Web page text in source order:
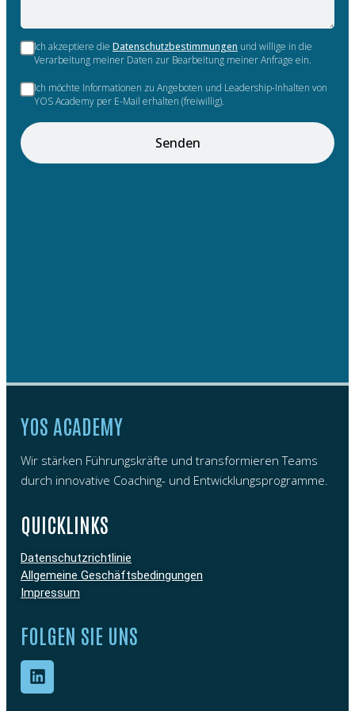
Ich akzeptiere die Datenschutzbestimmungen und willige in die
Verarbeitung meiner Daten zur Bearbeitung meiner Anfrage ein.
Ich möchte Informationen zu Angeboten und Leadership-Inhalten von
YOS Academy per E-Mail erhalten (freiwillig).
Senden
YOS ACADEMY
Wir stärken Führungskräfte und transformieren Teams
durch innovative Coaching- und Entwicklungsprogramme.
QUICKLINKS
Datenschutzrichtlinie
Allgemeine Geschäftsbedingungen
Impressum
FOLGEN SIE UNS